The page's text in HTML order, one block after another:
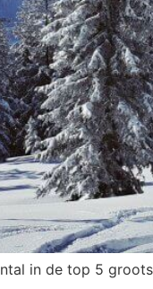
in de top 5